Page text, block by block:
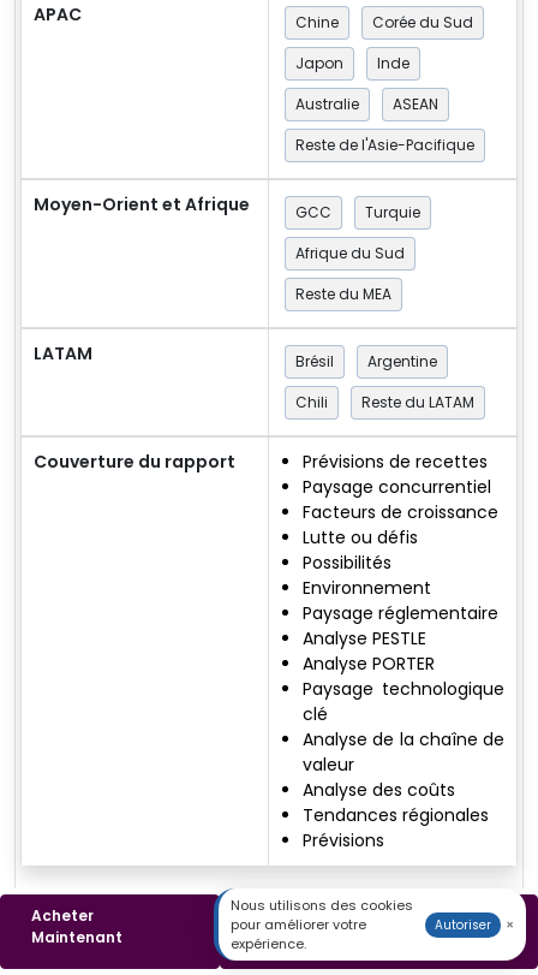
APAC Chine
Corée du Sud
Japon
Inde
Australie
ASEAN
Reste de l'Asie-Pacifique
Moyen-Orient et Afrique GCC
Turquie
Afrique du Sud
Reste du MEA
LATAM Brésil
Argentine
Chili
Reste du LATAM
Couverture du rapport
Prévisions de recettes
Paysage concurrentiel
Facteurs de croissance
Lutte ou défis
Possibilités
Environnement
Paysage réglementaire
Analyse PESTLE
Analyse PORTER
Paysage technologique
clé
Analyse de la chaîne de
valeur
Analyse des coûts
Tendances régionales
Prévisions
Yogesh K
Responsable de Recherche Santé
Acheter
Maintenant
Télécharger un
Échantillon
Nous utilisons des cookies
pour améliorer votre
expérience.
Autoriser ×